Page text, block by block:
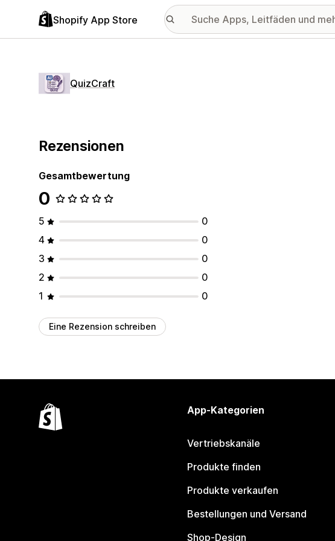
Shopify App Store
QuizCraft
Rezensionen
Gesamtbewertung
0
5
0
4
0
3
0
2
0
1
0
Eine Rezension schreiben
App-Kategorien
Vertriebskanäle
Produkte finden
Produkte verkaufen
Bestellungen und Versand
Shop-Design